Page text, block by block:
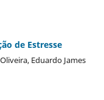
de Estresse
Eduardo James